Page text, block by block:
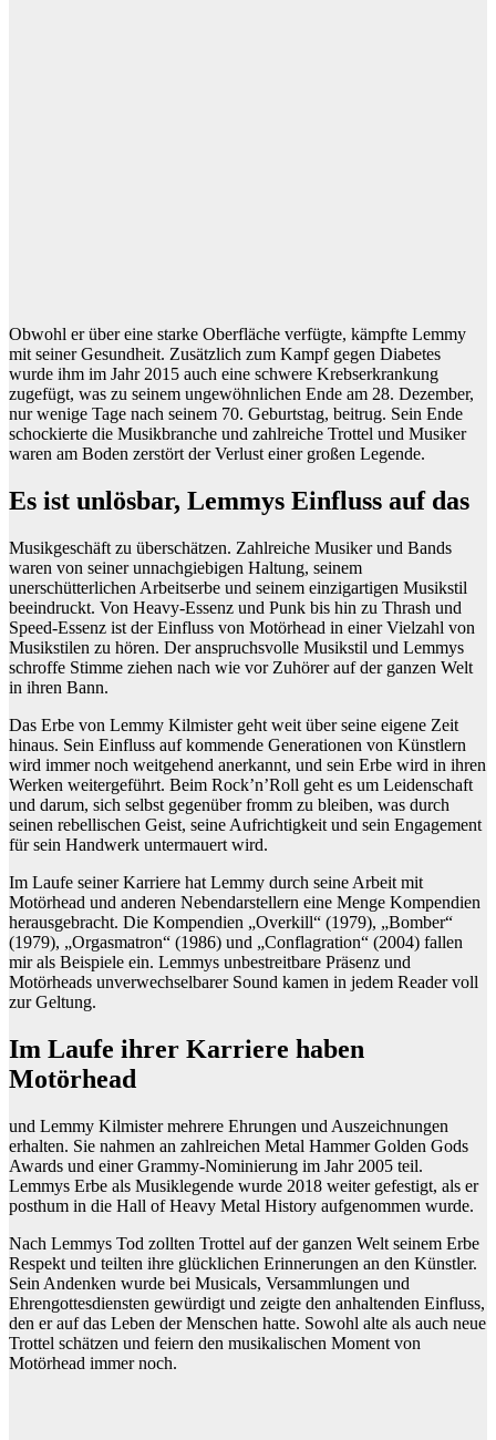
Obwohl er über eine starke Oberfläche verfügte, kämpfte Lemmy
mit seiner Gesundheit. Zusätzlich zum Kampf gegen Diabetes
wurde ihm im Jahr 2015 auch eine schwere Krebserkrankung
zugefügt, was zu seinem ungewöhnlichen Ende am 28. Dezember,
nur wenige Tage nach seinem 70. Geburtstag, beitrug. Sein Ende
schockierte die Musikbranche und zahlreiche Trottel und Musiker
waren am Boden zerstört der Verlust einer großen Legende.
Es ist unlösbar, Lemmys Einfluss auf das
Musikgeschäft zu überschätzen. Zahlreiche Musiker und Bands
waren von seiner unnachgiebigen Haltung, seinem
unerschütterlichen Arbeitserbe und seinem einzigartigen Musikstil
beeindruckt. Von Heavy-Essenz und Punk bis hin zu Thrash und
Speed-Essenz ist der Einfluss von Motörhead in einer Vielzahl von
Musikstilen zu hören. Der anspruchsvolle Musikstil und Lemmys
schroffe Stimme ziehen nach wie vor Zuhörer auf der ganzen Welt
in ihren Bann.
Das Erbe von Lemmy Kilmister geht weit über seine eigene Zeit
hinaus. Sein Einfluss auf kommende Generationen von Künstlern
wird immer noch weitgehend anerkannt, und sein Erbe wird in ihren
Werken weitergeführt. Beim Rock’n’Roll geht es um Leidenschaft
und darum, sich selbst gegenüber fromm zu bleiben, was durch
seinen rebellischen Geist, seine Aufrichtigkeit und sein Engagement
für sein Handwerk untermauert wird.
Im Laufe seiner Karriere hat Lemmy durch seine Arbeit mit
Motörhead und anderen Nebendarstellern eine Menge Kompendien
herausgebracht. Die Kompendien „Overkill“ (1979), „Bomber“
(1979), „Orgasmatron“ (1986) und „Conflagration“ (2004) fallen
mir als Beispiele ein. Lemmys unbestreitbare Präsenz und
Motörheads unverwechselbarer Sound kamen in jedem Reader voll
zur Geltung.
Im Laufe ihrer Karriere haben
Motörhead
und Lemmy Kilmister mehrere Ehrungen und Auszeichnungen
erhalten. Sie nahmen an zahlreichen Metal Hammer Golden Gods
Awards und einer Grammy-Nominierung im Jahr 2005 teil.
Lemmys Erbe als Musiklegende wurde 2018 weiter gefestigt, als er
posthum in die Hall of Heavy Metal History aufgenommen wurde.
Nach Lemmys Tod zollten Trottel auf der ganzen Welt seinem Erbe
Respekt und teilten ihre glücklichen Erinnerungen an den Künstler.
Sein Andenken wurde bei Musicals, Versammlungen und
Ehrengottesdiensten gewürdigt und zeigte den anhaltenden Einfluss,
den er auf das Leben der Menschen hatte. Sowohl alte als auch neue
Trottel schätzen und feiern den musikalischen Moment von
Motörhead immer noch.